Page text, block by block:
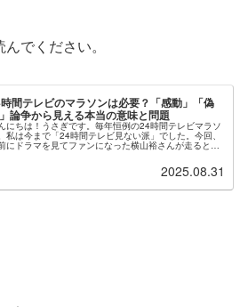
でください。
間テレビのマラソンは必要？「感動」「偽
論争から見える本当の意味と問題
にちは！うさぎです。毎年恒例の24時間テレビマラソ
私は今まで「24時間テレビ見ない派」でした。今回、
にドラマを見てファンになった横山裕さんが走るとい
2025.08.31